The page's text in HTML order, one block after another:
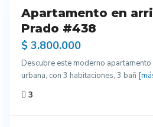
Apartamento en
Prado #438
$ 3.800.000
Descubre este moderno
urbana, con 3 habitaciones, 3 bañ
3